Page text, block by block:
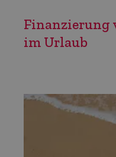
Finanzierung
im Urlaub